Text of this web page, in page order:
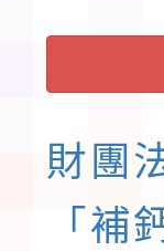
財團
「補